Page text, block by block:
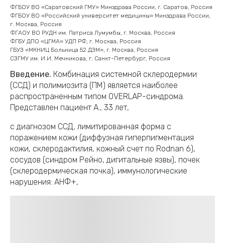
ФГБОУ ВО «Саратовский ГМУ» Минздрава России, г. Саратов, Россия
ФГБОУ ВО «Российский университет медицины» Минздрава России,
г. Москва, Россия
ФГАОУ ВО РУДН им. Патриса Лумумбы, г. Москва, Россия
ФГБУ ДПО «ЦГМА» УДП РФ, г. Москва, Россия
ГБУЗ «МКНИЦ Больница 52 ДЗМ», г. Москва, Россия
СЗГМУ им. И.И. Мечникова, г. Санкт-Петербург, Россия
Введение. Комбинация системной склеродермии
(ССД) и полимиозита (ПМ) является наиболее
распространенным типом OVERLAP-синдрома.
Представлен пациент А., 33 лет,
с диагнозом ССД, лимитированная форма с
поражением кожи (диффузная гиперпигментация
кожи, склеродактилия, кожный счет по Rodnan 6),
сосудов (синдром Рейно, дигитальные язвы), почек
(склеродермическая почка), иммунологические
нарушения: АНФ+,